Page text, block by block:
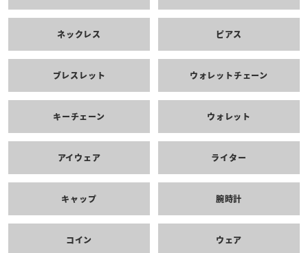
ネックレス ピアス
ブレスレット ウォレットチェーン
キーチェーン ウォレット
アイウェア ライター
キャップ 腕時計
コイン ウェア